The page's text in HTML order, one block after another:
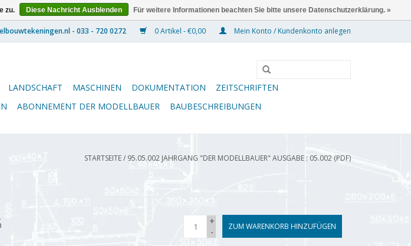
0 Artikel - €0,00 Mein Konto / Kundenkonto anlegen
LANDSCHAFT MASCHINEN DOKUMENTATION
ZEITSCHRIFTEN
ABONNEMENT DER MODELLBAUER BAUBESCHREIBUNGEN
STARTSEITE/ 95.05.002 JAHRGANG "DER MODELLBAUER" AUSGABE : 05.002 (PDF)
+
-
ZUM WARENKORB HINZUFÜGEN
zu. Diese Nachricht Ausblenden Für weitere Informationen beachten Sie bitte unsere Datenschutzerklärung. »